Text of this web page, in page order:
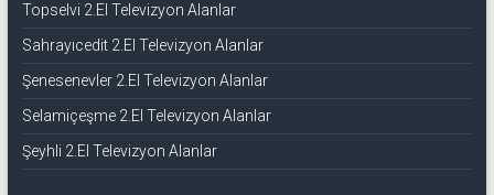
Topselvi 2.El Televizyon Alanlar
Sahrayıcedit 2.El Televizyon Alanlar
Şenesenevler 2.El Televizyon Alanlar
Selamiçeşme 2.El Televizyon Alanlar
Şeyhli 2.El Televizyon Alanlar